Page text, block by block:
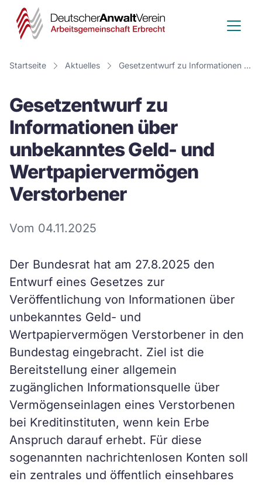
Deutscher
Anwalt
Verein
Erbrecht
Startseite Aktuelles Gesetzentwurf zu Informationen über unbekanntes Geld- und Wertpapiervermögen Verstorbener
Gesetzentwurf zu
Informationen über
unbekanntes Geld- und
Wertpapiervermögen
Verstorbener
Vom 04.11.2025
Der Bundesrat hat am 27.8.2025 den
Entwurf eines Gesetzes zur
Veröffentlichung von Informationen über
unbekanntes Geld- und
Wertpapiervermögen Verstorbener in den
Bundestag eingebracht. Ziel ist die
Bereitstellung einer allgemein
zugänglichen Informationsquelle über
Vermögenseinlagen eines Verstorbenen
bei Kreditinstituten, wenn kein Erbe
Anspruch darauf erhebt. Für diese
sogenannten nachrichtenlosen Konten soll
ein zentrales und öffentlich einsehbares